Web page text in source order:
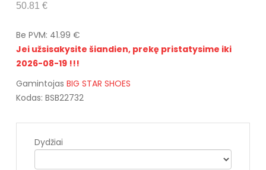
50.81 €
Be PVM: 41.99 €
Jei užsisakysite šiandien, prekę pristatysime iki
2026-08-19 !!!
Gamintojas BIG STAR SHOES
Kodas: BSB22732
Dydžiai